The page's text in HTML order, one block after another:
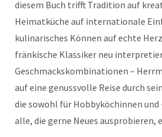
diesem Buch trifft Tradition auf
Heimatküche auf internationale
kulinarisches Können auf echte
fränkische Klassiker neu
Geschmackskombinationen –
auf eine genussvolle Reise durch
die sowohl für Hobbyköchinnen und
alle, die gerne Neues ausprobieren,